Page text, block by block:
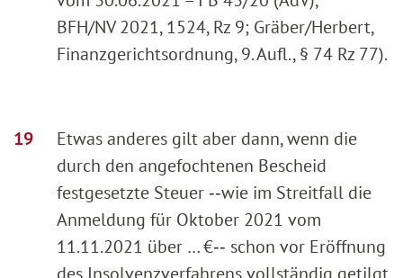
BFH/NV 2021, 1524, Rz 9; Gräber/Herbert,
Finanzgerichtsordnung, 9. Aufl., § 74 Rz 77).
Etwas anderes gilt aber dann, wenn die
durch den angefochtenen Bescheid
festgesetzte Steuer ‑‑wie im Streitfall die
Anmeldung für Oktober 2021 vom
11.11.2021 über … €‑‑ schon vor Eröffnung